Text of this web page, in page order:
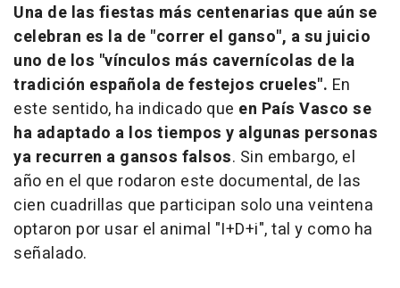
Una de las fiestas más centenarias que aún se
celebran es la de "correr el ganso", a su juicio
uno de los "vínculos más cavernícolas de la
tradición española de festejos crueles". En
este sentido, ha indicado que en País Vasco se
ha adaptado a los tiempos y algunas personas
ya recurren a gansos falsos. Sin embargo, el
año en el que rodaron este documental, de las
cien cuadrillas que participan solo una veintena
optaron por usar el animal "I+D+i", tal y como ha
señalado.